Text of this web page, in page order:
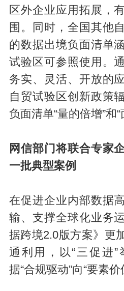
区外企业应用拓展，
围。同时，全国其他
的数据出境负面清单
试验区可参照使用。
务实、灵活、开放的
自贸试验区创新政策
负面清单“量的倍增”和“
网信部门将联合专家
一批典型案例
在促进企业内部数据
输、支撑全球化业务
据跨境2.0版方案》更
通利用，以“三促进
据“合规驱动”向“要素价